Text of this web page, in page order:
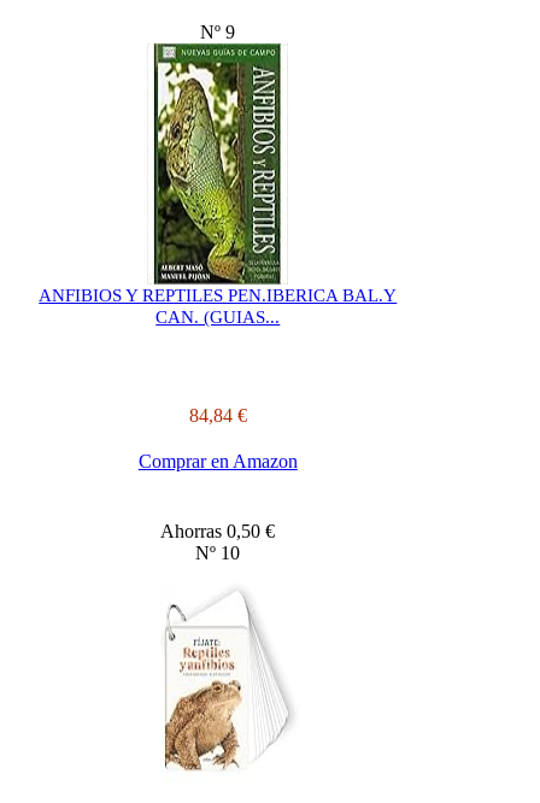
Nº 9
ANFIBIOS Y REPTILES PEN.IBERICA BAL.Y
CAN. (GUIAS...
84,84 €
Comprar en Amazon
Ahorras 0,50 €
Nº 10